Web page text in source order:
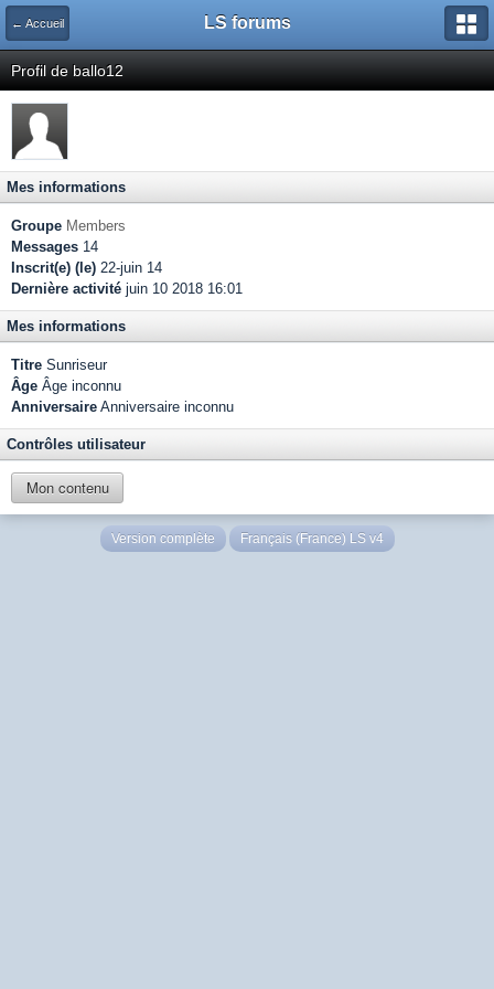
← Accueil LS forums
Profil de ballo12
Mes informations
Groupe Members
Messages 14
Inscrit(e) (le) 22-juin 14
Dernière activité juin 10 2018 16:01
Mes informations
Titre Sunriseur
Âge Âge inconnu
Anniversaire Anniversaire inconnu
Contrôles utilisateur
Mon contenu
Version complète Français (France) LS v4